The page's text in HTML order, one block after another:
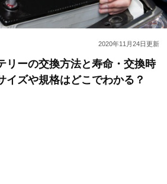
2020年11月24日更新
リーの交換方法と寿命・交換時
イズや規格はどこでわかる？